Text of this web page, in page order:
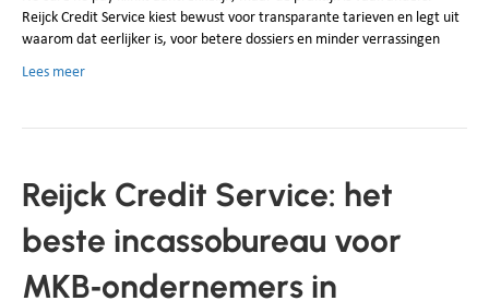
Reijck Credit Service kiest bewust voor transparante tarieven en legt uit
waarom dat eerlijker is, voor betere dossiers en minder verrassingen
Lees meer
Reijck Credit Service: het
beste incassobureau voor
MKB‑ondernemers in